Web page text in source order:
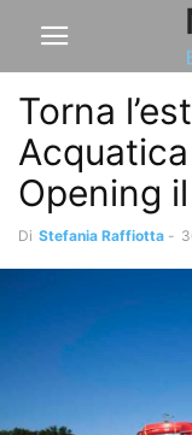
Torna
Opening
Di Stefania Raffiotta -